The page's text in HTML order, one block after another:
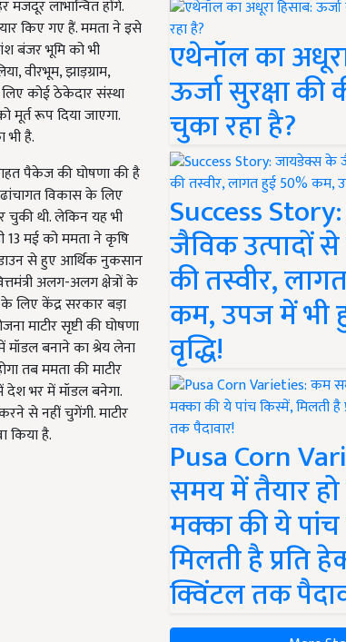
लाभान्वित होंगे.
किए गए हैं. ममता ने इसे
बंजर भूमि को भी
वीरभूम, झाड़ग्राम,
लिए कोई ठेकेदार संस्था
मूर्त रूप दिया जाएगा.
है.
पैकेज की घोषणा की है
विकास के लिए
चुकी थी. लेकिन यह भी
13 मई को ममता ने कृषि
से हुए आर्थिक नुकसान
अलग-अलग क्षेत्रों के
लिए केंद्र सरकार बड़ा
माटीर सृष्टी की घोषणा
बनाने का श्रेय लेना
तब ममता की माटीर
देश भर में मॉडल बनेगा.
से नहीं चुगेंगी. माटीर
किया है.
एथेनॉल का
ऊर्जा सुरक्षा
चुका रहा है?
Success
जैविक उत्पादों
की तस्वीर,
कम, उपज में भी
वृद्धि!
Pusa Corn
समय में तैयार
मक्का की ये
मिलती है प्रति
क्विंटल तक